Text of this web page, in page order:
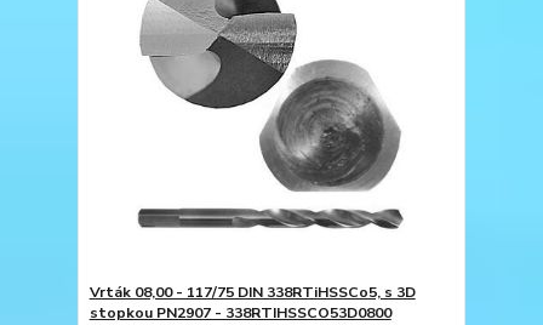
Vrták 08,00 - 117/75 DIN 338RTiHSSCo5, s 3D
stopkou PN2907 - 338RTIHSSCO53D0800